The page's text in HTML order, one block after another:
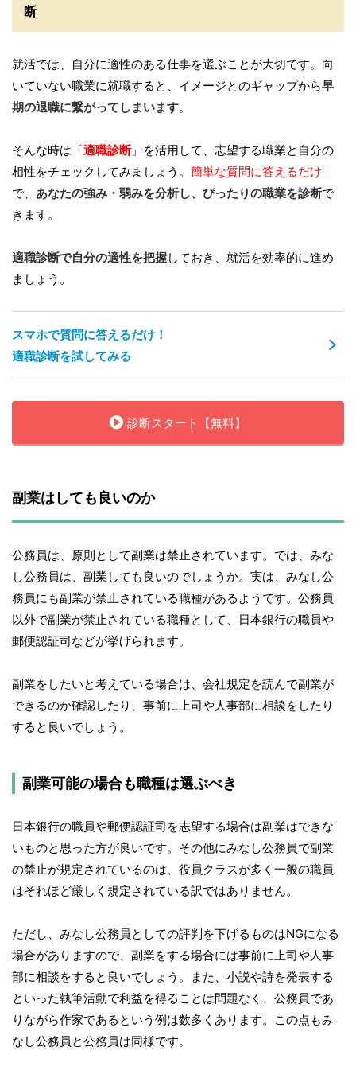
断
就活では、自分に適性のある仕事を選ぶことが大切です。向
いていない職業に就職すると、イメージとのギャップから早
期の退職に繋がってしまいます。
そんな時は「適職診断」を活用して、志望する職業と自分の
相性をチェックしてみましょう。 簡単な質問に答えるだけ
で、 あなたの強み・弱みを分析し、ぴったりの職業を診断で
きます。
適職診断で自分の適性を把握しておき、就活を効率的に進め
ましょう。
スマホで質問に答えるだけ！
適職診断を試してみる
診断スタート【無料】
副業はしても良いのか
公務員は、原則として副業は禁止されています。では、みな
し公務員は、副業しても良いのでしょうか。実は、みなし公
務員にも副業が禁止されている職種があるようです。公務員
以外で副業が禁止されている職種として、日本銀行の職員や
郵便認証司などが挙げられます。
副業をしたいと考えている場合は、会社規定を読んで副業が
できるのか確認したり、事前に上司や人事部に相談をしたり
すると良いでしょう。
副業可能の場合も職種は選ぶべき
日本銀行の職員や郵便認証司を志望する場合は副業はできな
いものと思った方が良いです。その他にみなし公務員で副業
の禁止が規定されているのは、役員クラスが多く一般の職員
はそれほど厳しく規定されている訳ではありません。
ただし、みなし公務員としての評判を下げるものはNGになる
場合がありますので、副業をする場合には事前に上司や人事
部に相談をすると良いでしょう。また、小説や詩を発表する
といった執筆活動で利益を得ることは問題なく、公務員であ
りながら作家であるという例は数多くあります。この点もみ
なし公務員と公務員は同様です。